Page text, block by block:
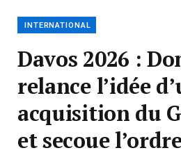
INTERNATIONAL
Davos 2026 :
relance l’idée
acquisition du
et secoue